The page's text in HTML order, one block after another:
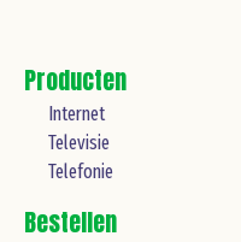
Producten
Internet
Televisie
Telefonie
Bestellen